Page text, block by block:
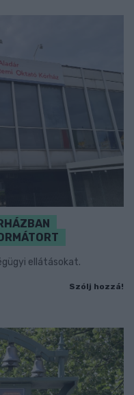
ellátásokat.
Szólj hozzá!